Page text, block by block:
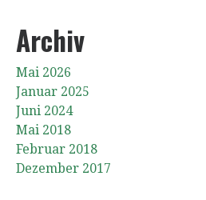
Archiv
Mai 2026
Januar 2025
Juni 2024
Mai 2018
Februar 2018
Dezember 2017